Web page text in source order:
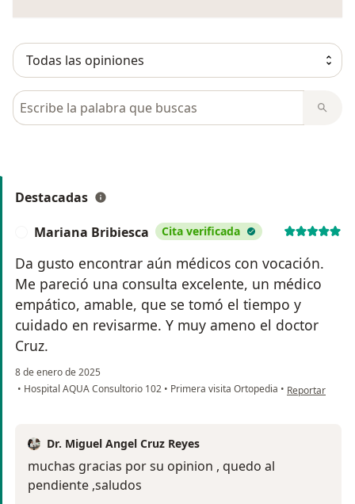
Busca en opiniones
Destacadas
Mariana Bribiesca Cita verificada
Da gusto encontrar aún médicos con vocación.
Me pareció una consulta excelente, un médico
empático, amable, que se tomó el tiempo y
cuidado en revisarme. Y muy ameno el doctor
Cruz.
8 de enero de 2025
• Hospital AQUA Consultorio 102 • Primera visita Ortopedia • en opinión del
Reportar
Dr. Miguel Angel Cruz Reyes
muchas gracias por su opinion , quedo al
pendiente ,saludos